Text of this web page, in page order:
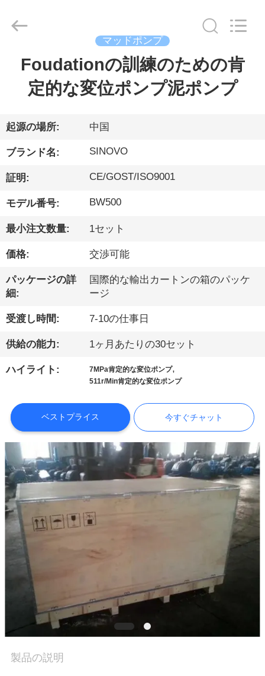
ロ
ダ
ク
ト
VR
シ
ョ
ー
私
達
つ
い
て
工
場
旅
行
2010
International
マッドポンプ
Foudationの訓練のための肯
定的な変位ポンプ泥ポンプ
起源の場所: 中国
ブランド名: SINOVO
証明: CE/GOST/ISO9001
モデル番号: BW500
最小注文数量: 1セット
価格: 交渉可能
パッケージの詳
細:
国際的な輸出カートンの箱のパッケ
ージ
受渡し時間: 7-10の仕事日
供給の能力: 1ヶ月あたりの30セット
ハイライト: 7MPa肯定的な変位ポンプ,
511r/Min肯定的な変位ポンプ
ベストプライス 今すぐチャット
製品の説明